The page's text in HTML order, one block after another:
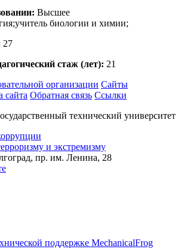
Высшее
биологии и химии;
27
стаж (лет): 21
организации Сайты
сайта Обратная связь Ссылки
технический университет
и экстремизму
пр. им. Ленина, 28
поддержке MechanicalFrog